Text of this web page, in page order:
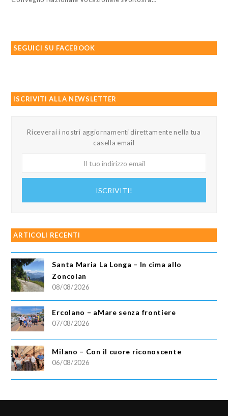
SEGUICI SU FACEBOOK
ISCRIVITI ALLA NEWSLETTER
Riceverai i nostri aggiornamenti direttamente nella tua
casella email
ISCRIVITI!
ARTICOLI RECENTI
Santa Maria La Longa – In cima allo
Zoncolan
08/08/2026
Ercolano – aMare senza frontiere
07/08/2026
Milano – Con il cuore riconoscente
06/08/2026